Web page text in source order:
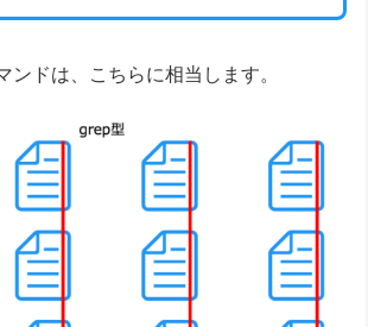
ンドは、こちらに相当します。